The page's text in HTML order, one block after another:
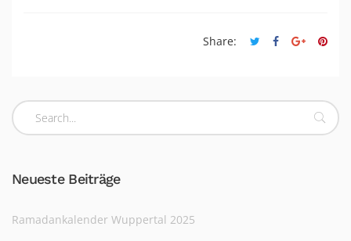
Share:
Neueste Beiträge
Ramadankalender Wuppertal 2025